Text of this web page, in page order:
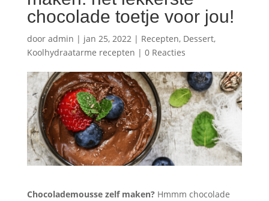
chocolade toetje voor jou!
door admin | jan 25, 2022| Recepten, Dessert,
Koolhydraatarme recepten | 0 Reacties
Chocolademousse zelf maken?Hmmm chocolade